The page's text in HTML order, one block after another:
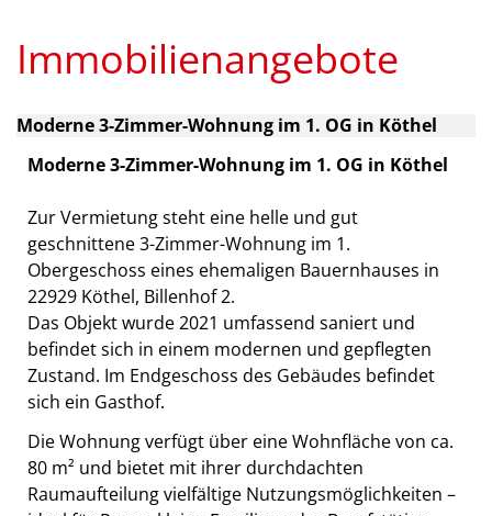
Immobilienangebote
Moderne 3-Zimmer-Wohnung im 1. OG in Köthel
Moderne 3-Zimmer-Wohnung im 1. OG in Köthel
Zur Vermietung steht eine helle und gut
geschnittene 3-Zimmer-Wohnung im 1.
Obergeschoss eines ehemaligen Bauernhauses in
22929 Köthel, Billenhof 2.
Das Objekt wurde 2021 umfassend saniert und
befindet sich in einem modernen und gepflegten
Zustand. Im Endgeschoss des Gebäudes befindet
sich ein Gasthof.
Die Wohnung verfügt über eine Wohnfläche von ca.
80 m² und bietet mit ihrer durchdachten
Raumaufteilung vielfältige Nutzungsmöglichkeiten –